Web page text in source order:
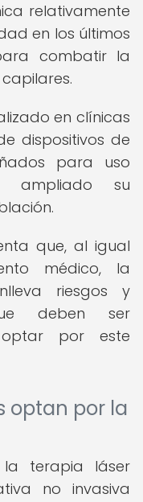
relativamente
en los últimos
combatir la
en clínicas
dispositivos de
para uso
ampliado su
que, al igual
médico, la
riesgos y
deben ser
por este
optan por la
terapia láser
no invasiva